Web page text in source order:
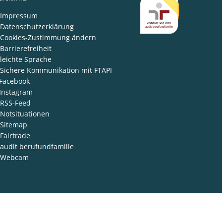
Impressum
Datenschutzerklärung
Cookies-Zustimmung ändern
Barrierefreiheit
leichte Sprache
Sichere Kommunikation mit FTAPI
Facebook
Instagram
RSS-Feed
Notsituationen
Sitemap
Fairtrade
audit berufundfamilie
Webcam